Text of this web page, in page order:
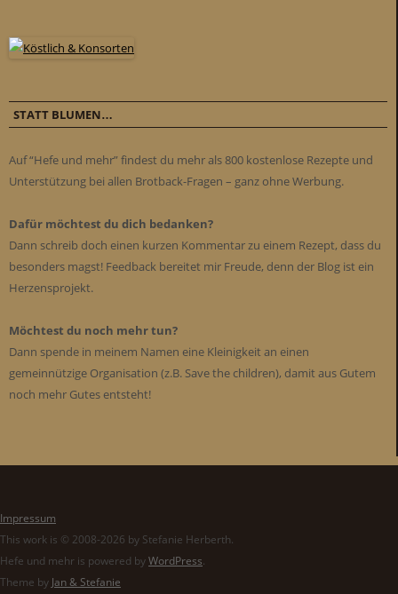
STATT BLUMEN…
Auf “Hefe und mehr” findest du mehr als 800 kostenlose Rezepte und
Unterstützung bei allen Brotback-Fragen – ganz ohne Werbung.
Dafür möchtest du dich bedanken?
Dann schreib doch einen kurzen Kommentar zu einem Rezept, dass du
besonders magst! Feedback bereitet mir Freude, denn der Blog ist ein
Herzensprojekt.
Möchtest du noch mehr tun?
Dann spende in meinem Namen eine Kleinigkeit an einen
gemeinnützige Organisation (z.B. Save the children), damit aus Gutem
noch mehr Gutes entsteht!
Impressum
This work is © 2008-2026 by Stefanie Herberth.
Hefe und mehr is powered byWordPress.
Theme by Jan & Stefanie